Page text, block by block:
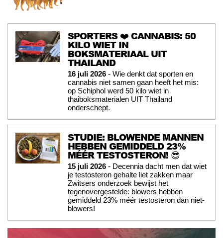
SPORTERS ❤️ CANNABIS: 50
KILO WIET IN
BOKSMATERIAAL UIT
THAILAND
16 juli 2026 - Wie denkt dat sporten en
cannabis niet samen gaan heeft het mis:
op Schiphol werd 50 kilo wiet in
thaiboksmaterialen UIT Thailand
onderschept.
STUDIE: BLOWENDE MANNEN
HEBBEN GEMIDDELD 23%
MÉÉR TESTOSTERON! 😎
15 juli 2026 - Decennia dacht men dat wiet
je testosteron gehalte liet zakken maar
Zwitsers onderzoek bewijst het
tegenovergestelde: blowers hebben
gemiddeld 23% méér testosteron dan niet-
blowers!